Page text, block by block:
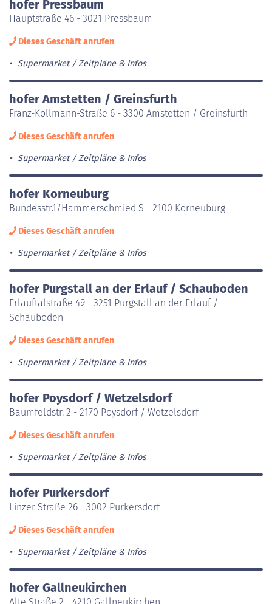
hofer Pressbaum
Hauptstraße 46 - 3021 Pressbaum
Dieses Geschäft anrufen
Supermarket Zeitpläne & Infos
hofer Amstetten / Greinsfurth
Franz-Kollmann-Straße 6 - 3300 Amstetten / Greinsfurth
Dieses Geschäft anrufen
Supermarket Zeitpläne & Infos
hofer Korneuburg
Bundesstr.1/Hammerschmied S - 2100 Korneuburg
Dieses Geschäft anrufen
Supermarket Zeitpläne & Infos
hofer Purgstall an der Erlauf / Schauboden
Erlauftalstraße 49 - 3251 Purgstall an der Erlauf /
Schauboden
Dieses Geschäft anrufen
Supermarket Zeitpläne & Infos
hofer Poysdorf / Wetzelsdorf
Baumfeldstr. 2 - 2170 Poysdorf / Wetzelsdorf
Dieses Geschäft anrufen
Supermarket Zeitpläne & Infos
hofer Purkersdorf
Linzer Straße 26 - 3002 Purkersdorf
Dieses Geschäft anrufen
Supermarket Zeitpläne & Infos
hofer Gallneukirchen